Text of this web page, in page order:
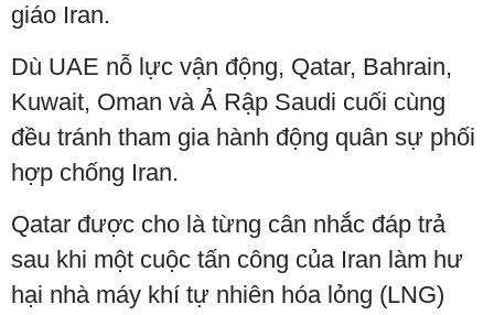
giáo Iran.
Dù UAE nỗ lực vận động, Qatar, Bahrain,
Kuwait, Oman và Ả Rập Saudi cuối cùng
đều tránh tham gia hành động quân sự phối
hợp chống Iran.
Qatar được cho là từng cân nhắc đáp trả
sau khi một cuộc tấn công của Iran làm hư
hại nhà máy khí tự nhiên hóa lỏng (LNG)